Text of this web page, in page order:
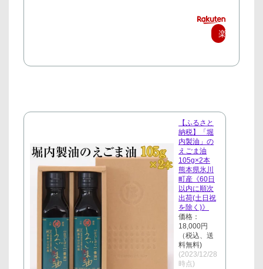
楽
【ふるさと
納税】「堀
内製油」の
えごま油
105g×2本
熊本県氷川
町産《60日
以内に順次
出荷(土日祝
を除く)》
価格：
18,000円
（税込、送
料無料)
(2023/12/28
時点)